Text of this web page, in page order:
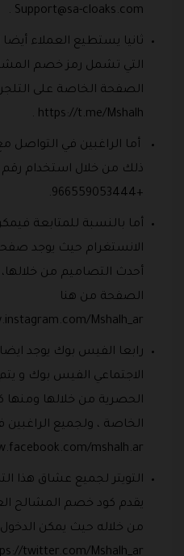
Support@sa-cloaks.com
.
ثانيا يستطيع العملاء
التي تشمل رمز خصم
الصفحة الخاصة على
https://t.me/Mshalh .
أما الراغبين في التواصل
ذلك من خلال استخدام رقم
+966559053444.
أما بالنسبة للمتابعة
الانستغرام حيث يوجد
أحدث التصاميم من
الصفحة من هنا
Mshalh_ar.
رابعا الفيس بوك يوجد
الاجتماعي الفيس بوك و
الحصرية من خلالها
الخاصة ، ولجميع
mshalh.ar.
التويتر لجميع عشاق هذا
يقدم كود خصم المشالح
من خلاله حيث يمكن الدخول
twitter.com/Mshalh_ar.